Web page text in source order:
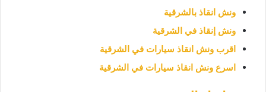
ونش انقاذ بالشرقية
ونش إنقاذ في الشرقية
اقرب ونش انقاذ سيارات في الشرقية
اسرع ونش انقاذ سيارات في الشرقية